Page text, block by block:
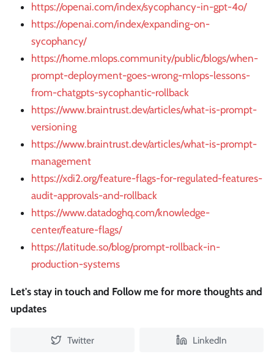
https://openai.com/index/sycophancy-in-gpt-4o/
https://openai.com/index/expanding-on-
sycophancy/
https://home.mlops.community/public/blogs/when-
prompt-deployment-goes-wrong-mlops-lessons-
from-chatgpts-sycophantic-rollback
https://www.braintrust.dev/articles/what-is-prompt-
versioning
https://www.braintrust.dev/articles/what-is-prompt-
management
https://xdi2.org/feature-flags-for-regulated-features-
audit-approvals-and-rollback
https://www.datadoghq.com/knowledge-
center/feature-flags/
https://latitude.so/blog/prompt-rollback-in-
production-systems
Let's stay in touch and Follow me for more thoughts and
updates
Twitter LinkedIn